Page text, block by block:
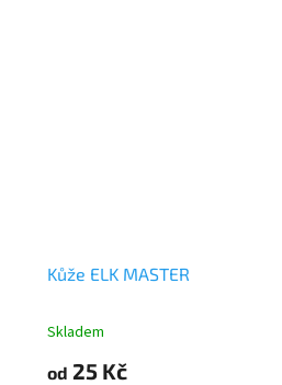
Kůže ELK MASTER
Skladem
od 25 Kč